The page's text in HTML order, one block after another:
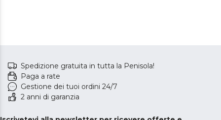
Spedizione gratuita in tutta la Penisola!
Paga a rate
Gestione dei tuoi ordini 24/7
2 anni di garanzia